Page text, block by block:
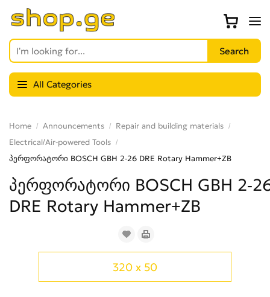
All Categories
Home Announcements
Repair and building materials
Electrical/Air-powered Tools
პერფორატორი BOSCH GBH 2-26 DRE Rotary Hammer+ZB
პერფორატორი BOSCH GBH 2-
DRE Rotary Hammer+ZB
320 x 50